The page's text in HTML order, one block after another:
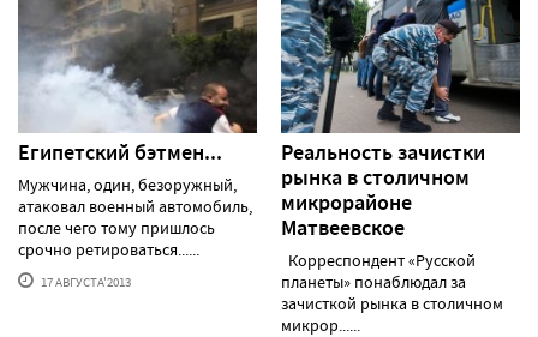
Египетский бэтмен...
Мужчина, один, безоружный,
атаковал военный автомобиль,
после чего тому пришлось
срочно ретироваться......
17 АВГУСТА'2013
Реальность зачистки
рынка в столичном
микрорайоне
Матвеевское
Корреспондент «Русской
планеты» понаблюдал за
зачисткой рынка в столичном
микрор......